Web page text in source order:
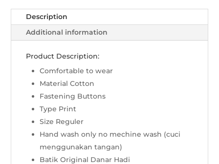
Sogan
quantityDescription
Additional information
Product Description:
Comfortable to wear
Material Cotton
Fastening Buttons
Type Print
Size Reguler
Hand wash only no mechine wash (cuci
menggunakan tangan)
Batik Original Danar Hadi